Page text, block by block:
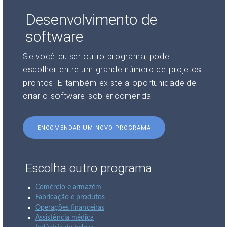
Desenvolvimento de
software
Se você quiser outro programa, pode
escolher entre um grande número de projetos
prontos. E também existe a oportunidade de
criar o software sob encomenda.
ENCOMENDAR UM NOVO PROGRAMA
Escolha outro programa
Comércio e armazém
Fabricação e produtos
Operações financeiras
Assistência médica